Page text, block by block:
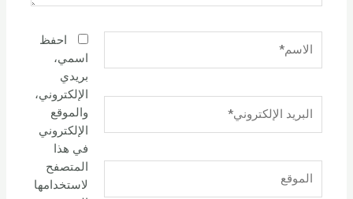
الإلكتروني*
احفظ
اسمي،
بريدي
الإلكتروني،
والموقع
الإلكتروني
في هذا
المتصفح
لاستخدامها